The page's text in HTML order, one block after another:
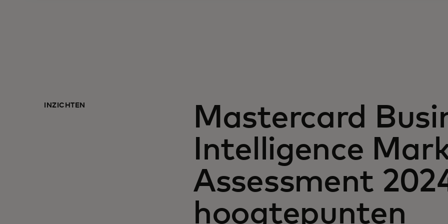
INZICHTEN
Mastercard
Intelligence
Assessment
hoogtepunten